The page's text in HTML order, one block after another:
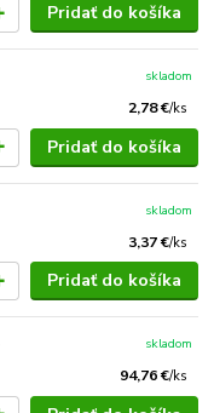
Pridať do košíka
2,78 €/ks
skladom
Pridať do košíka
3,37 €/ks
skladom
Pridať do košíka
94,76 €/ks
skladom